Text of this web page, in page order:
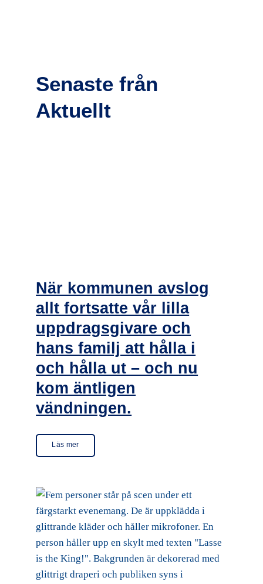
Senaste från
Aktuellt
När kommunen avslog
allt fortsatte vår lilla
uppdragsgivare och
hans familj att hålla i
och hålla ut – och nu
kom äntligen
vändningen.
Läs mer